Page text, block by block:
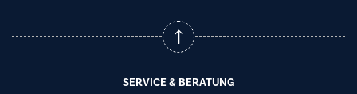
SERVICE & BERATUNG